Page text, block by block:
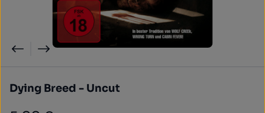
Dying Breed - Uncut